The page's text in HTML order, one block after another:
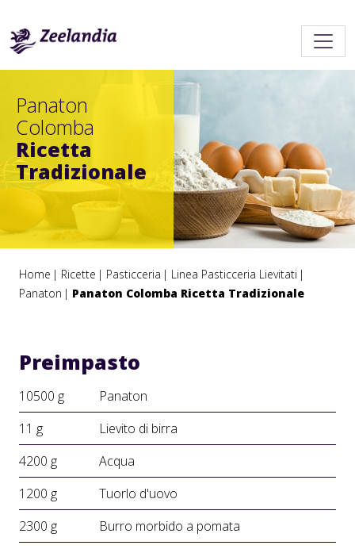
Panaton
Colomba
Ricetta
Tradizionale
Home Ricette Pasticceria
Linea Pasticceria Lievitati
Panaton
Panaton Colomba Ricetta Tradizionale
Preimpasto
10500 g
Panaton
11 g
Lievito di birra
4200 g
Acqua
1200 g
Tuorlo d'uovo
2300 g
Burro morbido a pomata